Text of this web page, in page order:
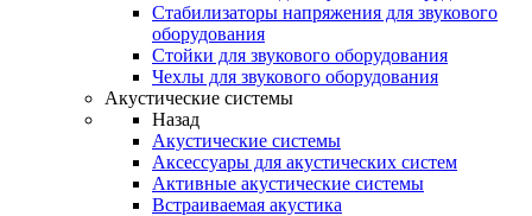
Стабилизаторы напряжения для звукового
оборудования
Стойки для звукового оборудования
Чехлы для звукового оборудования
Акустические системы
Назад
Акустические системы
Аксессуары для акустических систем
Активные акустические системы
Встраиваемая акустика